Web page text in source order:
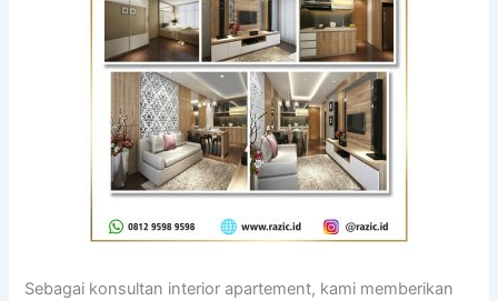
Sebagai konsultan interior apartement, kami memberikan